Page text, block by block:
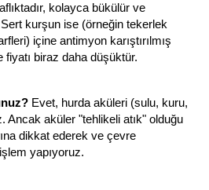
kolayca bükülür ve
kurşun ise (örneğin tekerlek
içine antimyon karıştırılmış
fiyatı biraz daha düşüktür.
Evet, hurda aküleri (sulu, kuru,
Ancak aküler "tehlikeli atık" olduğu
dikkat ederek ve çevre
yapıyoruz.